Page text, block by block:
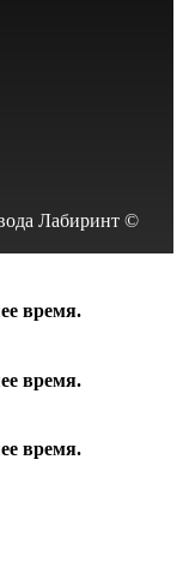
Лабиринт ©
время.
время.
время.